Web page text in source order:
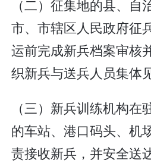
（二）征集地的县、自
市、市辖区人民政府征
运前完成新兵档案审核
织新兵与送兵人员集体
（三）新兵训练机构
的车站、港口码头、机
责接收新兵，并安全送